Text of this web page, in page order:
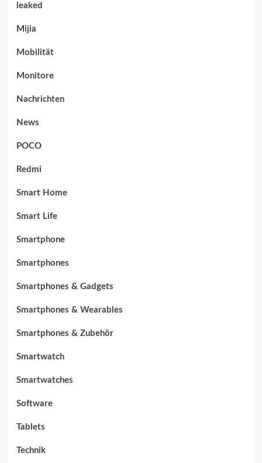
leaked
Mijia
Mobilität
Monitore
Nachrichten
News
POCO
Redmi
Smart Home
Smart Life
Smartphone
Smartphones
Smartphones & Gadgets
Smartphones & Wearables
Smartphones & Zubehör
Smartwatch
Smartwatches
Software
Tablets
Technik